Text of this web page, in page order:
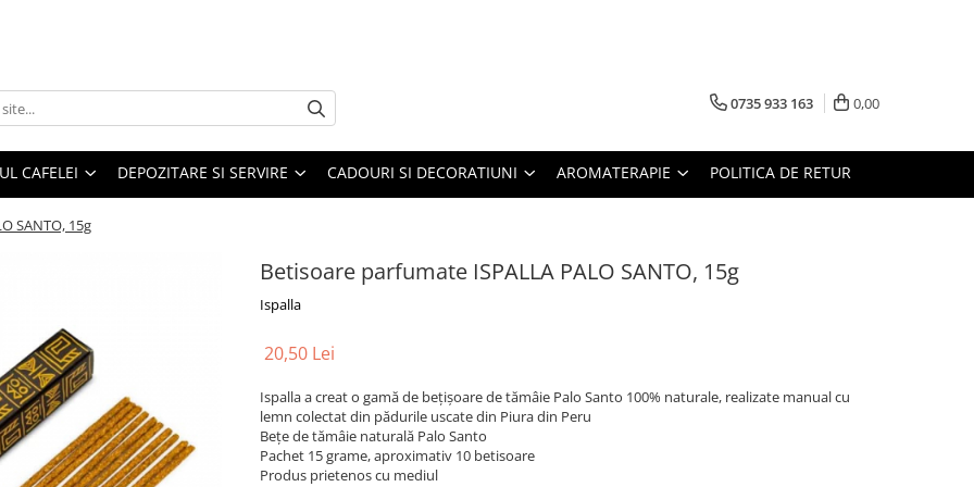
0735 933 163 0,00
CAFELEI DEPOZITARE SI SERVIRE CADOURI SI DECORATIUNI AROMATERAPIE POLITICA DE RETUR
SANTO, 15g
Betisoare parfumate ISPALLA PALO SANTO, 15g
Ispalla
20,50 Lei
Ispalla a creat o gamă de bețișoare de tămâie Palo Santo 100% naturale, realizate manual cu
lemn colectat din pădurile uscate din Piura din Peru
Bețe de tămâie naturală Palo Santo
Pachet 15 grame, aproximativ 10 betisoare
Produs prietenos cu mediul